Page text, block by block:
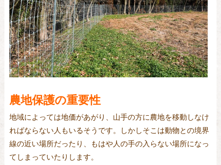
農地保護の重要性
地域によっては地価があがり、山手の方に農地を移動しなけ
ればならない人もいるそうです。しかしそこは動物との境界
線の近い場所だったり、もはや人の手の入らない場所になっ
てしまっていたりします。